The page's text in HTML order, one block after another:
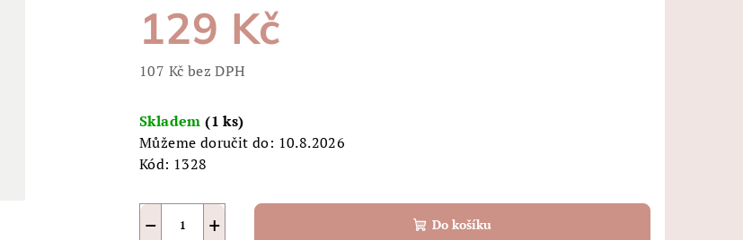
je
0,0
z
129 Kč
107 Kč bez DPH
cena:
Skladem(1 ks)
Můžeme doručit do: 10.8.2026
Kód: 1328
+
− Do košíku